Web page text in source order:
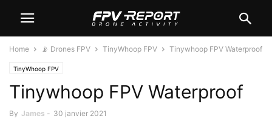
Home 📡 Drones FPV TinyWhoop FPV Tinywhoop FPV Waterproof
TinyWhoop FPV
Tinywhoop FPV Waterproof
By James - 30 janvier 2021